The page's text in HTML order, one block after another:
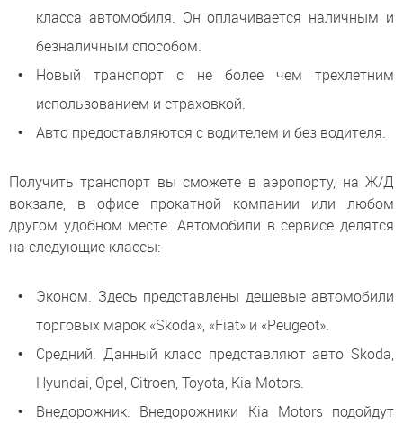
класса автомобиля. Он оплачивается наличным и
безналичным способом.
Новый транспорт с не более чем трехлетним
использованием и страховкой.
Авто предоставляются с водителем и без водителя.
Получить транспорт вы сможете в аэропорту, на Ж/Д
вокзале, в офисе прокатной компании или любом
другом удобном месте. Автомобили в сервисе делятся
на следующие классы:
Эконом. Здесь представлены дешевые автомобили
торговых марок «Skoda», «Fiat» и «Peugeot».
Средний. Данный класс представляют авто Skoda,
Hyundai, Opel, Citroen, Toyota, Kia Motors.
Внедорожник. Внедорожники Kia Motors подойдут